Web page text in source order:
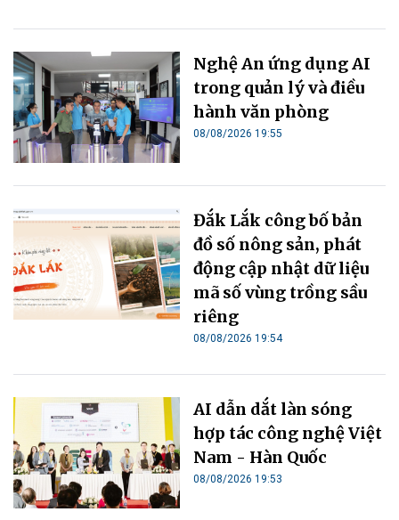
Nghệ An ứng dụng AI
trong quản lý và điều
hành văn phòng
08/08/2026 19:55
Đắk Lắk công bố bản
đồ số nông sản, phát
động cập nhật dữ liệu
mã số vùng trồng sầu
riêng
08/08/2026 19:54
AI dẫn dắt làn sóng
hợp tác công nghệ Việt
Nam - Hàn Quốc
08/08/2026 19:53